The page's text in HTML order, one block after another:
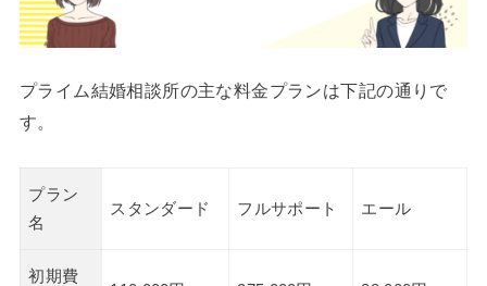
プライム結婚相談所の主な料金プランは下記の通りで
す。
プラン
名
スタンダード フルサポート エール
初期費